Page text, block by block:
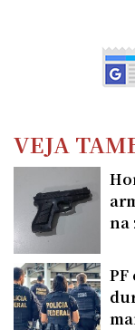
VEJA
na